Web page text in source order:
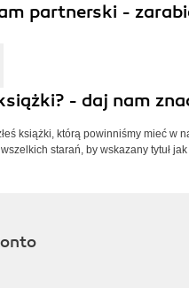
partnerski -
- daj nam
książki, którą powinniśmy mieć w
wszelkich starań, by wskazany tytuł